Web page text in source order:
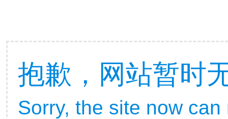
抱歉，网站暂时
Sorry, the site now